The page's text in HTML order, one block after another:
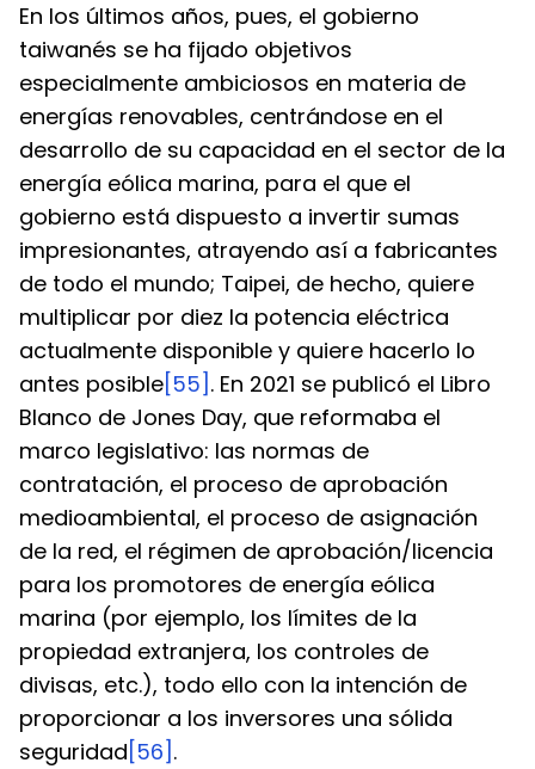
En los últimos años, pues, el gobierno
taiwanés se ha fijado objetivos
especialmente ambiciosos en materia de
energías renovables, centrándose en el
desarrollo de su capacidad en el sector de la
energía eólica marina, para el que el
gobierno está dispuesto a invertir sumas
impresionantes, atrayendo así a fabricantes
de todo el mundo; Taipei, de hecho, quiere
multiplicar por diez la potencia eléctrica
actualmente disponible y quiere hacerlo lo
antes posible[55] . En 2021 se publicó el Libro
Blanco de Jones Day, que reformaba el
marco legislativo: las normas de
contratación, el proceso de aprobación
medioambiental, el proceso de asignación
de la red, el régimen de aprobación/licencia
para los promotores de energía eólica
marina (por ejemplo, los límites de la
propiedad extranjera, los controles de
divisas, etc.), todo ello con la intención de
proporcionar a los inversores una sólida
seguridad [56] .